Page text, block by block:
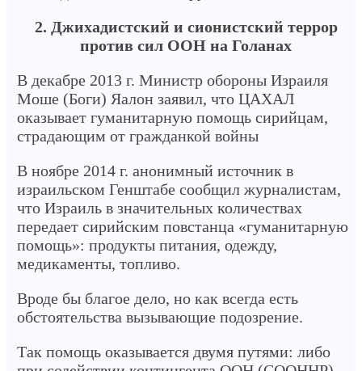
2. Джихадистский и сионистский террор
против сил ООН на Голанах
В декабре 2013 г. Министр обороны Израиля
Моше (Боги) Яалон заявил, что ЦАХАЛ
оказывает гуманитарную помощь сирийцам,
страдающим от гражданкой войны
В ноябре 2014 г. анонимный источник в
израильском Генштабе сообщил журналистам,
что Израиль в значительных количествах
передает сирийским повстанца «гуманитарную
помощь»: продукты питания, одежду,
медикаменты, топливо.
Вроде бы благое дело, но как всегда есть
обстоятельства вызывающие подозрение.
Так помощь оказывается двумя путями: либо